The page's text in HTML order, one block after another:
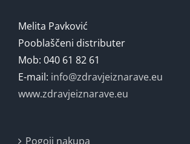
Melita Pavković
Pooblaščeni distributer
Mob: 040 61 82 61
E-mail: info@zdravjeiznarave.eu
www.zdravjeiznarave.eu
Pogoji nakupa